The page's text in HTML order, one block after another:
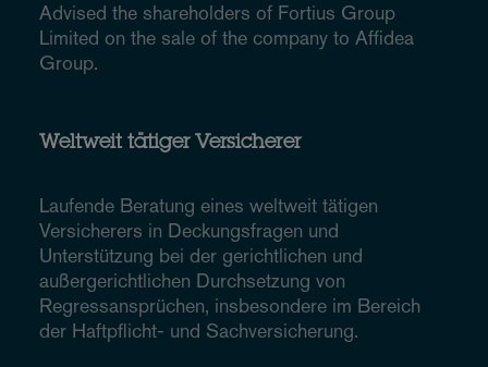
Advised the shareholders of Fortius Group
Limited on the sale of the company to Affidea
Group.
Weltweit tätiger Versicherer
Laufende Beratung eines weltweit tätigen
Versicherers in Deckungsfragen und
Unterstützung bei der gerichtlichen und
außergerichtlichen Durchsetzung von
Regressansprüchen, insbesondere im Bereich
der Haftpflicht- und Sachversicherung.